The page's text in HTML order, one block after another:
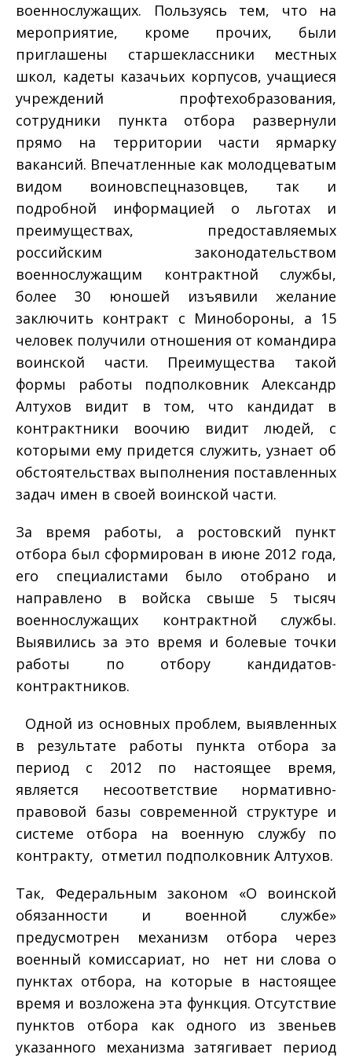
военнослужащих. Пользуясь тем, что на
мероприятие, кроме прочих, были
приглашены старшеклассники местных
школ, кадеты казачьих корпусов, учащиеся
учреждений профтехобразования,
сотрудники пункта отбора развернули
прямо на территории части ярмарку
вакансий. Впечатленные как молодцеватым
видом воинов­спецназовцев, так и
подробной информацией о льготах и
преимуществах, предоставляемых
российским законодательством
военнослужащим контрактной службы,
более 30 юношей изъявили желание
заключить контракт с Минобороны, а 15
человек получили отношения от командира
воинской части. Преимущества такой
формы работы подполковник Александр
Алтухов видит в том, что кандидат в
контрактники воочию видит людей, с
которыми ему придется служить, узнает об
обстоятельствах выполнения поставленных
задач имен в своей воинской части.
За время работы, а ростовский пункт
отбора был сформирован в июне 2012 года,
его специалистами было отобрано и
направлено в войска свыше 5 тысяч
военнослужащих контрактной службы.
Выявились за это время и болевые точки
работы по отбору кандидатов­
контрактников.
­
Одной из основных проблем, выявленных
в результате работы пункта отбора за
период с 2012 по настоящее время,
является несоответствие нормативно­
правовой базы современной структуре и
системе отбора на военную службу по
контракту, ­ отметил подполковник Алтухов.
Так, Федеральным законом «О воинской
обязанности и военной службе»
предусмотрен механизм отбора через
военный комиссариат, но нет ни слова о
пунктах отбора, на которые в настоящее
время и возложена эта функция. Отсутствие
пунктов отбора как одного из звеньев
указанного механизма затягивает период